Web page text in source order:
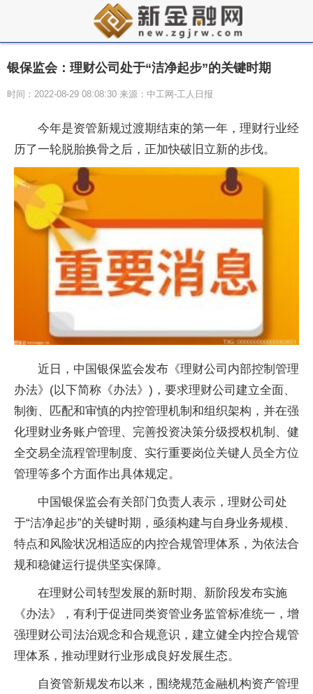
银保监会：理财公司处于“洁净起步”的关键时期
时间：2022-08-29 08:08:30 来源：中工网-工人日报
今年是资管新规过渡期结束的第一年，理财行业经
历了一轮脱胎换骨之后，正加快破旧立新的步伐。
近日，中国银保监会发布《理财公司内部控制管理
办法》(以下简称《办法》)，要求理财公司建立全面、
制衡、匹配和审慎的内控管理机制和组织架构，并在强
化理财业务账户管理、完善投资决策分级授权机制、健
全交易全流程管理制度、实行重要岗位关键人员全方位
管理等多个方面作出具体规定。
中国银保监会有关部门负责人表示，理财公司处
于“洁净起步”的关键时期，亟须构建与自身业务规模、
特点和风险状况相适应的内控合规管理体系，为依法合
规和稳健运行提供坚实保障。
在理财公司转型发展的新时期、新阶段发布实施
《办法》，有利于促进同类资管业务监管标准统一，增
强理财公司法治观念和合规意识，建立健全内控合规管
理体系，推动理财行业形成良好发展生态。
自资管新规发布以来，围绕规范金融机构资产管理